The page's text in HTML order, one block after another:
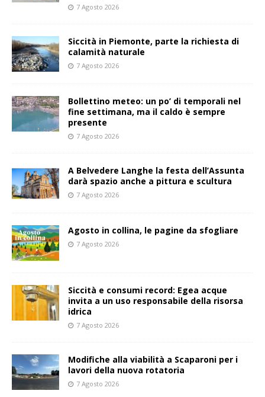
7 Agosto 2026
Siccità in Piemonte, parte la richiesta di
calamità naturale
7 Agosto 2026
Bollettino meteo: un po’ di temporali nel
fine settimana, ma il caldo è sempre
presente
7 Agosto 2026
A Belvedere Langhe la festa dell’Assunta
darà spazio anche a pittura e scultura
7 Agosto 2026
Agosto in collina, le pagine da sfogliare
7 Agosto 2026
Siccità e consumi record: Egea acque
invita a un uso responsabile della risorsa
idrica
7 Agosto 2026
Modifiche alla viabilità a Scaparoni per i
lavori della nuova rotatoria
7 Agosto 2026